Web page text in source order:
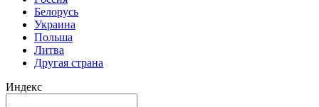
Белорусь
Украина
Польша
Литва
Другая страна
Индекс